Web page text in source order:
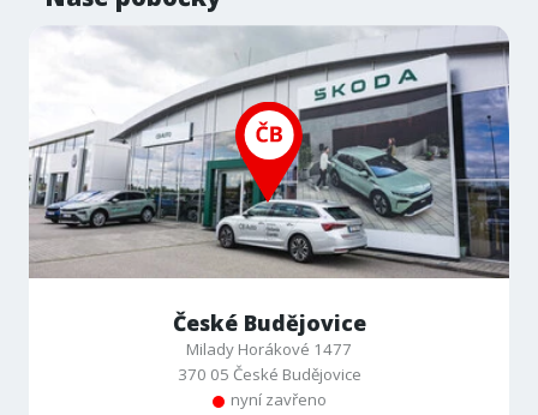
České Budějovice
Milady Horákové 1477
370 05 České Budějovice
nyní zavřeno